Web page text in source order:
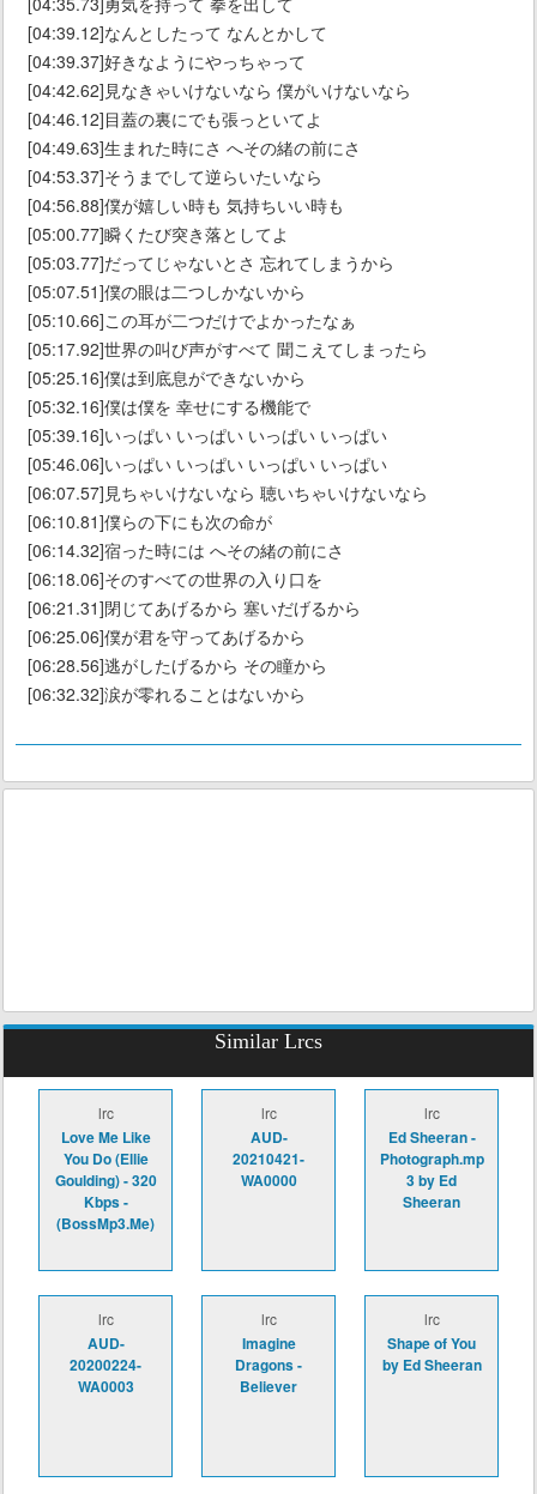
[04:39.12]なんとしたって なんとかして
[04:39.37]好きなようにやっちゃって
[04:42.62]見なきゃいけないなら 僕がいけないなら
[04:46.12]目蓋の裏にでも張っといてよ
[04:49.63]生まれた時にさ へその緒の前にさ
[04:53.37]そうまでして逆らいたいなら
[04:56.88]僕が嬉しい時も 気持ちいい時も
[05:00.77]瞬くたび突き落としてよ
[05:03.77]だってじゃないとさ 忘れてしまうから
[05:07.51]僕の眼は二つしかないから
[05:10.66]この耳が二つだけでよかったなぁ
[05:17.92]世界の叫び声がすべて 聞こえてしまったら
[05:25.16]僕は到底息ができないから
[05:32.16]僕は僕を 幸せにする機能で
[05:39.16]いっぱい いっぱい いっぱい いっぱい
[05:46.06]いっぱい いっぱい いっぱい いっぱい
[06:07.57]見ちゃいけないなら 聴いちゃいけないなら
[06:10.81]僕らの下にも次の命が
[06:14.32]宿った時には へその緒の前にさ
[06:18.06]そのすべての世界の入り口を
[06:21.31]閉じてあげるから 塞いだげるから
[06:25.06]僕が君を守ってあげるから
[06:28.56]逃がしたげるから その瞳から
[06:32.32]涙が零れることはないから
Similar Lrcs
lrc
Love Me Like
You Do (Ellie
Goulding) - 320
Kbps -
(BossMp3.Me)
lrc
AUD-
20210421-
WA0000
lrc
Ed Sheeran -
Photograph.mp
3 by Ed
Sheeran
lrc
AUD-
20200224-
WA0003
lrc
Imagine
Dragons -
Believer
lrc
Shape of You
by Ed Sheeran